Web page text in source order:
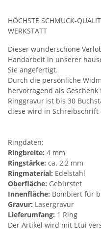
HÖCHSTE SCHMUCK-
WERKSTATT
Dieser wunderschöne
Handarbeit in unserer
Sie angefertigt.
Durch die persönliche
hervorragend als
Ringgravur ist bis 30
diese wird in Schreibschrift
Ringdaten:
Ringbreite: 4 mm
Ringstärke: ca. 2,2 mm
Ringmaterial: Edelstahl
Oberfläche: Gebürstet
Innenfläche: Bombiert für
Gravur: Lasergravur
Lieferumfang: 1 Ring
Der Artikel wird mit Etui